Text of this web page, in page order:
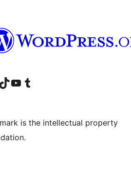
accountaccount
our TikTok account
Visit our YouTube channel
Visit our Tumblr account
is the intellectual property